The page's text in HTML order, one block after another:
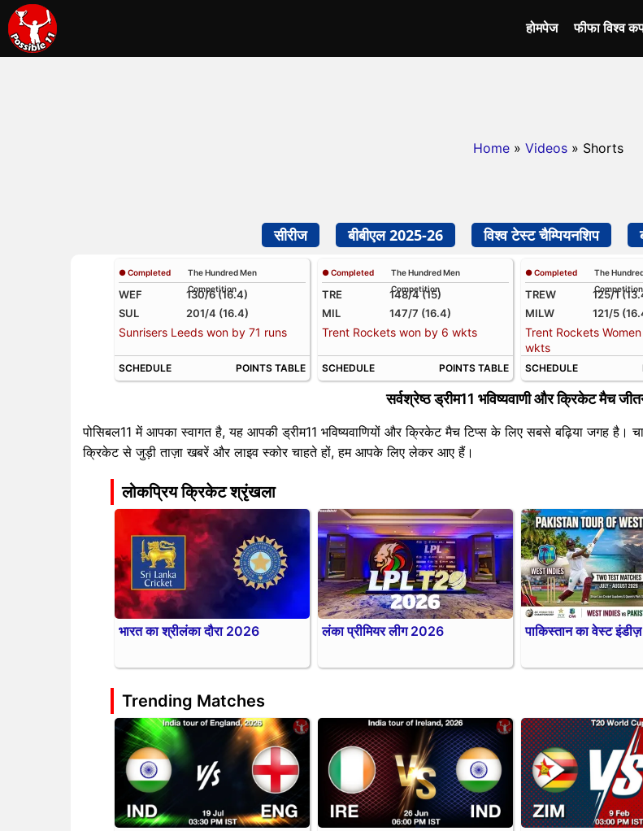
होमपेज फीफा विश्व
Home » Videos » Shorts
सीरीज बीबीएल 2025-26 विश्व टेस्ट चैम्पियनशिप
● Completed
The Hundred Men
Competition
WEF
130/6 (16.4)
SUL
201/4 (16.4)
Sunrisers Leeds won by 71 runs
SCHEDULE POINTS TABLE
● Completed
The Hundred Men
Competition
TRE
148/4 (15)
MIL
147/7 (16.4)
Trent Rockets won by 6 wkts
SCHEDULE POINTS TABLE
● Completed
The
Competition
TREW
125/1
MILW
121/5
Trent Rockets
wkts
SCHEDULE
सर्वश्रेष्ठ ड्रीम11 भविष्यवाणी और क्रिकेट मैच
पोसिबल11 में आपका स्वागत है, यह आपकी ड्रीम11 भविष्यवाणियों और क्रिकेट मैच टिप्स के लिए सबसे बढ़िया जगह है।
क्रिकेट से जुड़ी ताज़ा खबरें और लाइव स्कोर चाहते हों, हम आपके लिए लेकर आए हैं।
लोकप्रिय क्रिकेट श्रृंखला
भारत का श्रीलंका दौरा 2026 लंका प्रीमियर लीग 2026 पाकिस्तान का वेस्ट
Trending Matches